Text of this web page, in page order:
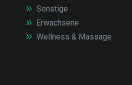
Sonstige
Erwachsene
Wellness & Massage